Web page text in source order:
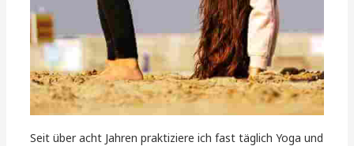
Seit über acht Jahren praktiziere ich fast täglich Yoga und